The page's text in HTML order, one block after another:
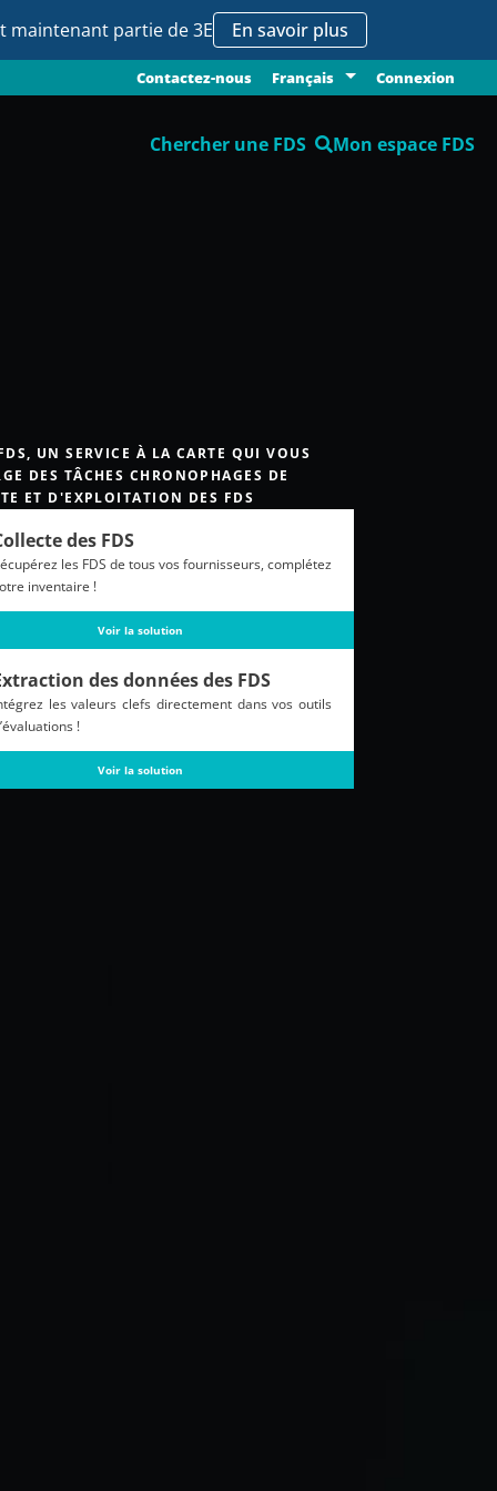
maintenant partie de 3E En savoir plus
Contactez-nous Français Connexion
Chercher une FDS Mon espace FDS
UN SERVICE À LA CARTE QUI VOUS
DES TÂCHES CHRONOPHAGES DE
ET D'EXPLOITATION DES FDS
des FDS
les FDS de tous vos fournisseurs, complétez
inventaire !
Voir la solution
des données des FDS
les valeurs clefs directement dans vos outils
!
Voir la solution